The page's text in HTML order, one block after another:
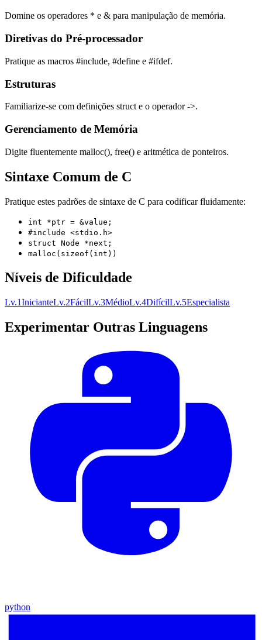
Domine os operadores * e & para manipulação de memória.
Diretivas do Pré-processador
Pratique as macros #include, #define e #ifdef.
Estruturas
Familiarize-se com definições struct e o operador ->.
Gerenciamento de Memória
Digite fluentemente malloc(), free() e aritmética de ponteiros.
Sintaxe Comum de C
Pratique estes padrões de sintaxe de C para codificar fluidamente:
int *ptr = &value;
#include <stdio.h>
struct Node *next;
malloc(sizeof(int))
Níveis de Dificuldade
Lv.1InicianteLv.2FácilLv.3MédioLv.4DifícilLv.5Especialista
Experimentar Outras Linguagens
python